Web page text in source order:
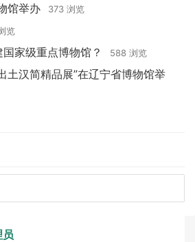
馆举办
373 浏览
览
家级重点博物馆？ 588 浏览
汉简精品展”在辽宁省博物馆举